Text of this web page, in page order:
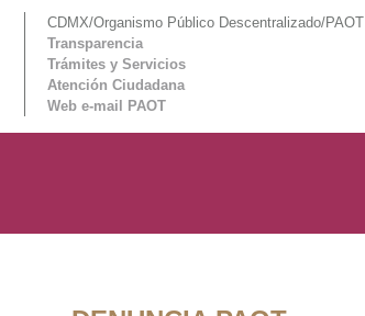
CDMX/Organismo Público Descentralizado/PAOT
Transparencia
Trámites y Servicios
Atención Ciudadana
Web e-mail PAOT